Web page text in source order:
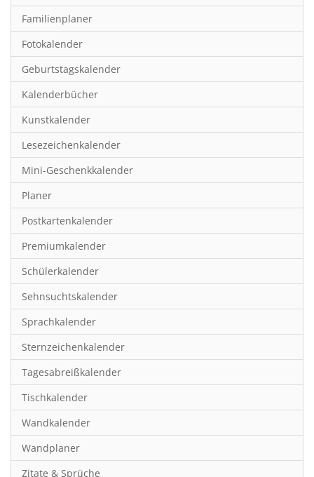
Film
Fotokunst
Frauen
Fußball
Gaming
Geburtstagskalender
Geschichte
Hobby & Basteln
Humor & Cartoon
Inspiration & Entspannung
Inspiration & Spiritualität
Kinderkalender
Kunst
Länder & Städte
Landschaft & Natur
Lifestyle
Literatur
Manga & Animé
Neutrale Kalender
Familienplaner
Fotokalender
Geburtstagskalender
Kalenderbücher
Kunstkalender
Lesezeichenkalender
Mini-Geschenkkalender
Planer
Postkartenkalender
Premiumkalender
Schülerkalender
Sehnsuchtskalender
Sprachkalender
Sternzeichenkalender
Tagesabreißkalender
Tischkalender
Wandkalender
Wandplaner
Zitate & Sprüche